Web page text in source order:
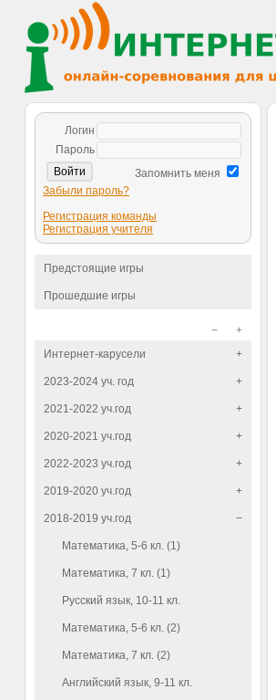
Логин
Пароль
Запомнить меня
Забыли пароль?
Регистрация команды
Регистрация учителя
Предстоящие игры
Прошедшие игры
+
−
+
Интернет-карусели
+
2023-2024 уч. год
+
2021-2022 уч.год
+
2020-2021 уч.год
+
2022-2023 уч.год
+
2019-2020 уч.год
−
2018-2019 уч.год
Математика, 5-6 кл. (1)
Математика, 7 кл. (1)
Русский язык, 10-11 кл.
Математика, 5-6 кл. (2)
Математика, 7 кл. (2)
Английский язык, 9-11 кл.